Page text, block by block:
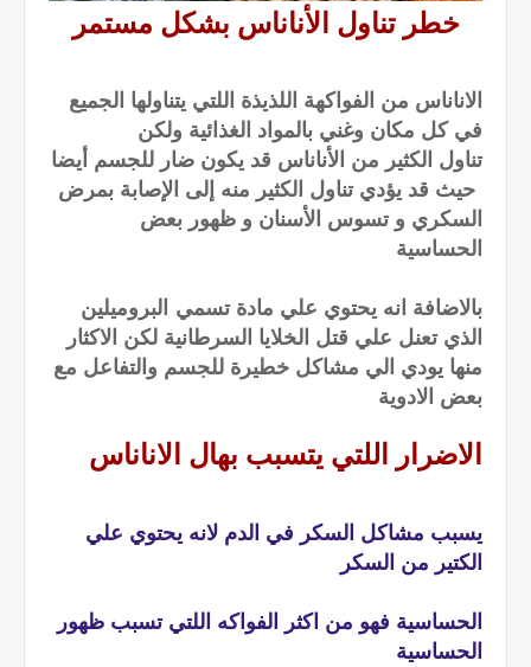
خطر تناول الأناناس بشكل مستمر
الاناناس من الفواكهة اللذيذة اللتي يتناولها الجميع
في كل مكان وغني بالمواد الغذائية ولكن
تناول الكثير من الأناناس قد يكون ضار للجسم أيضا
حيث قد يؤدي تناول الكثير منه إلى الإصابة بمرض
السكري و تسوس الأسنان و ظهور بعض
الحساسية
بالاضافة انه يحتوي علي مادة تسمي البروميلين
الذي تعنل علي قتل الخلايا السرطانية لكن الاكثار
منها يودي الي مشاكل خطيرة للجسم والتفاعل مع
بعض الادوية
الاضرار اللتي يتسبب بهال الاناناس
يسبب مشاكل السكر في الدم لانه يحتوي علي
الكتير من السكر
الحساسية فهو من اكثر الفواكه اللتي تسبب ظهور
الحساسية